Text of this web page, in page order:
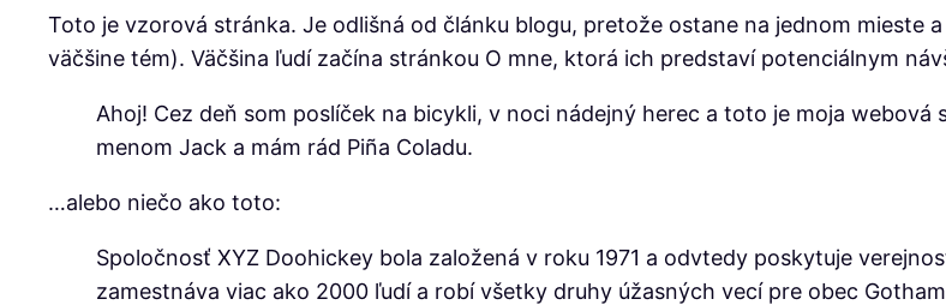
Toto je vzorová stránka. Je odlišná od článku blogu, pretože ostane na jednom mieste
väčšine tém). Väčšina ľudí začína stránkou O mne, ktorá ich predstaví potenciálnym
Ahoj! Cez deň som poslíček na bicykli, v noci nádejný herec a toto je moja webová
menom Jack a mám rád Piña Coladu.
…alebo niečo ako toto:
Spoločnosť XYZ Doohickey bola založená v roku 1971 a odvtedy poskytuje
zamestnáva viac ako 2000 ľudí a robí všetky druhy úžasných vecí pre obec